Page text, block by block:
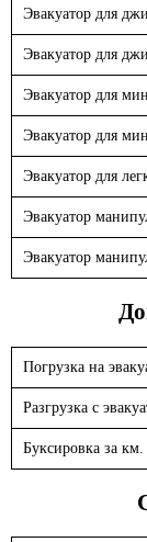
Эвакуатор для
Эвакуатор для
Эвакуатор для
Эвакуатор для
Эвакуатор для
Эвакуатор
Эвакуатор
Погрузка на
Разгрузка с
Буксировка за км.